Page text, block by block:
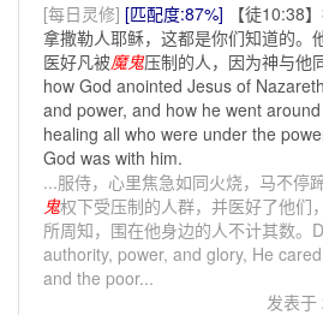
[每日灵修] [匹配度:87%]
【徒10:38
拿撒勒人耶稣，这都是你们知道的。
医好凡被魔鬼压制的人，因为神与他
how God anointed Jesus of
and power, and how he went
healing all who were under the
God was with him.
...服侍，心里焦急如同火烧，马不停
鬼权下受压制的人群，并医好了他们
所周知，围在他身边的人不计其数。
authority, power, and glory, He
and the poor...
发表